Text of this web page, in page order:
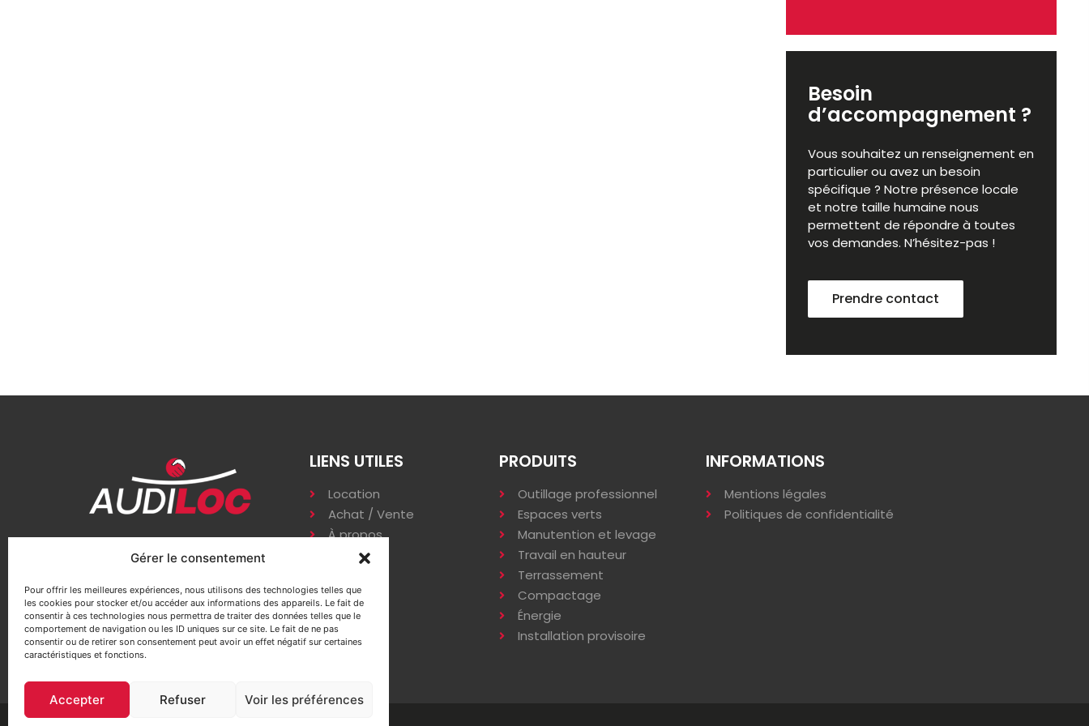
Gérer le consentement
Pour offrir les meilleures expériences, nous utilisons des technologies telles que
les cookies pour stocker et/ou accéder aux informations des appareils. Le fait de
consentir à ces technologies nous permettra de traiter des données telles que le
comportement de navigation ou les ID uniques sur ce site. Le fait de ne pas
consentir ou de retirer son consentement peut avoir un effet négatif sur certaines
caractéristiques et fonctions.
Accepter Refuser Voir les préférences
Besoin
d’accompagnement ?
Vous souhaitez un renseignement en
particulier ou avez un besoin
spécifique ? Notre présence locale
et notre taille humaine nous
permettent de répondre à toutes
vos demandes. N’hésitez-pas !
Prendre contact
Zi les varennes, 86530
Availles-en-Châtellerault
contact@audiloc.fr
05 49 21 53 91
LIENS UTILES
Location
Achat / Vente
À propos
Accès
PRODUITS
Outillage professionnel
Espaces verts
Manutention et levage
Travail en hauteur
Terrassement
Compactage
Énergie
Installation provisoire
INFORMATIONS
Mentions légales
Politiques de confidentialité